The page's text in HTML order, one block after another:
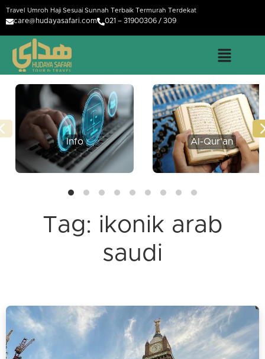
Travel Umroh Haji Sesuai Sunnah Terbaik Termurah Terdekat
care@hudayasafari.com 021 – 31900306 / 309
Info Al-Qur'an
Tag: ikonik arab
saudi